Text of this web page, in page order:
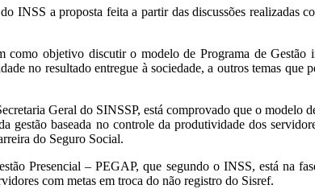
INSS a proposta feita a partir das discussões
como objetivo discutir o modelo de Programa de
no resultado entregue à sociedade, a outros temas que
Geral do SINSSP, está comprovado que o modelo
baseada no controle da produtividade dos
do Seguro Social.
Presencial – PEGAP, que segundo o INSS, está na
com metas em troca do não registro do Sisref.